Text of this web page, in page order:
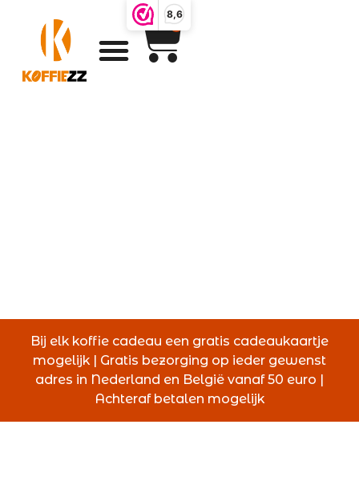
8,6
0
Bij elk koffie cadeau een gratis cadeaukaartje
mogelijk | Gratis bezorging op ieder gewenst
adres in Nederland en België vanaf 50 euro |
Achteraf betalen mogelijk